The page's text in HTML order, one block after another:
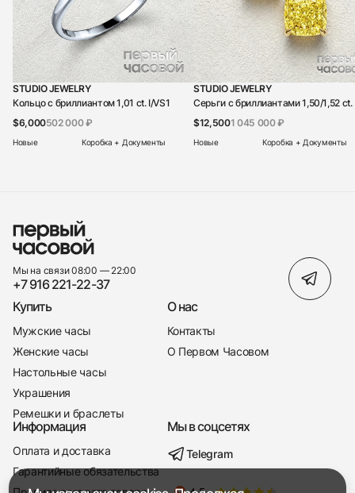
+7 916 221-22-37
STUDIO JEWELRY
Кольцо с бриллиантом 1,01 ct. I/VS1
$6,000502 000 ₽
Новые Коробка + Документы
STUDIO JEWELRY
Серьги с бриллиантами 1,50/1,52 ct.
$12,5001 045 000 ₽
Новые Коробка + Документы
Мы на связи 08:00 — 22:00
+7 916 221-22-37
Купить
Мужские часы
Женские часы
Настольные часы
Украшения
Ремешки и браслеты
О нас
Контакты
О Первом Часовом
Информация
Оплата и доставка
Гарантийные обязательства
Мы в соцсетях
Telegram